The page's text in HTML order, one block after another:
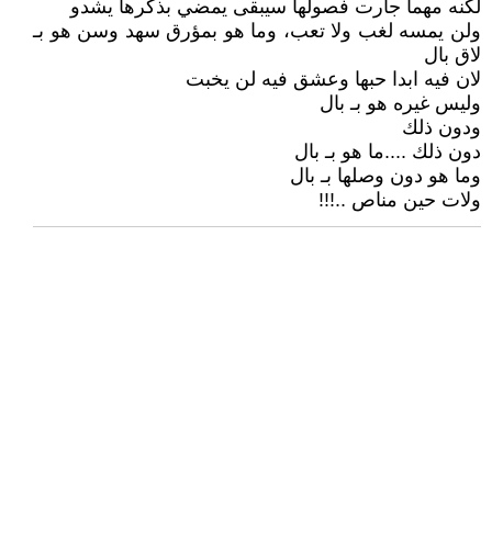
لكنه مهما جارت فصولها سيبقى يمضي بذكرها يشدو
ولن يمسه لغب ولا تعب، وما هو بمؤرق سهد وسن هو بـ
لاق بال
لان فيه ابدا حبها وعشق فيه لن يخبت
وليس غيره هو بـ بال
ودون ذلك
دون ذلك ....ما هو بـ بال
وما هو دون وصلها بـ بال
ولات حين مناص ..!!!